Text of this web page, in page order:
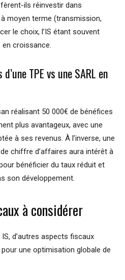
ils réinvestir dans
à moyen terme (transmission,
le choix, l’IS étant souvent
croissance.
TPE vs une SARL en
réalisant 50 000€ de bénéfices
plus avantageux, avec une
à ses revenus. À l’inverse, une
chiffre d’affaires aura intérêt à
bénéficier du taux réduit et
son développement.
à considérer
d’autres aspects fiscaux
une optimisation globale de